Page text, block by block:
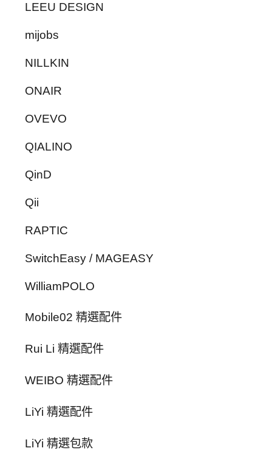
LEEU DESIGN
mijobs
NILLKIN
ONAIR
OVEVO
QIALINO
QinD
Qii
RAPTIC
SwitchEasy / MAGEASY
WilliamPOLO
Mobile02 精選配件
Rui Li 精選配件
WEIBO 精選配件
LiYi 精選配件
LiYi 精選包款